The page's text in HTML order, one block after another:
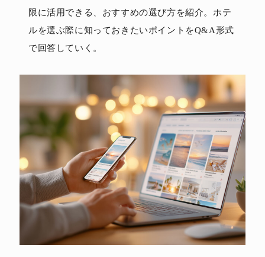
限に活用できる、おすすめの選び方を紹介。ホテ
ルを選ぶ際に知っておきたいポイントをQ&A形式
で回答していく。